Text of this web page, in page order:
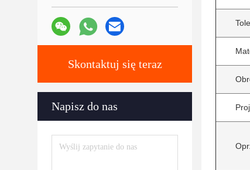
Skontaktuj się teraz
Napisz do nas